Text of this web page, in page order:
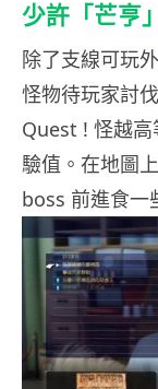
少許「芒亨
除了支線可玩
怪物待玩家討
Quest ! 怪越
驗值。在地圖
boss 前進食一